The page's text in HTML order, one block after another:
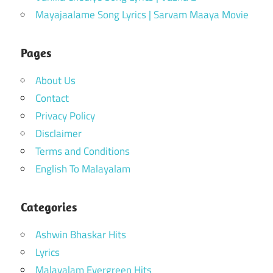
Mayajaalame Song Lyrics | Sarvam Maaya Movie
Pages
About Us
Contact
Privacy Policy
Disclaimer
Terms and Conditions
English To Malayalam
Categories
Ashwin Bhaskar Hits
Lyrics